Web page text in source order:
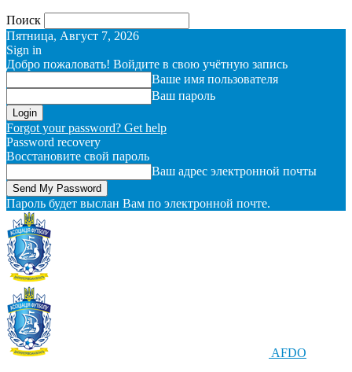
Поиск
Пятница, Август 7, 2026
Sign in
Добро пожаловать! Войдите в свою учётную запись
Ваше имя пользователя
Ваш пароль
Forgot your password? Get help
Password recovery
Восстановите свой пароль
Ваш адрес электронной почты
Пароль будет выслан Вам по электронной почте.
AFDO